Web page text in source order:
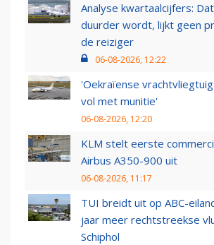
Analyse kwartaalcijfers:
duurder wordt, lijkt geen
de reiziger
06-08-2026, 12:22
'Oekraïense
vol met munitie'
06-08-2026, 12:20
KLM stelt eerste
Airbus A350-900 uit
06-08-2026, 11:17
TUI breidt uit op ABC-
jaar meer rechtstreekse
Schiphol